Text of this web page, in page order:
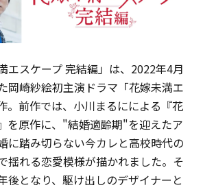
エスケープ 完結編」は、2022年4月
岡崎紗絵初主演ドラマ「花嫁未満エ
。前作では、小川まるにによる『花
を原作に、"結婚適齢期"を迎えたア
に踏み切らない今カレと高校時代の
揺れる恋愛模様が描かれました。そ
後となり、駆け出しのデザイナーと